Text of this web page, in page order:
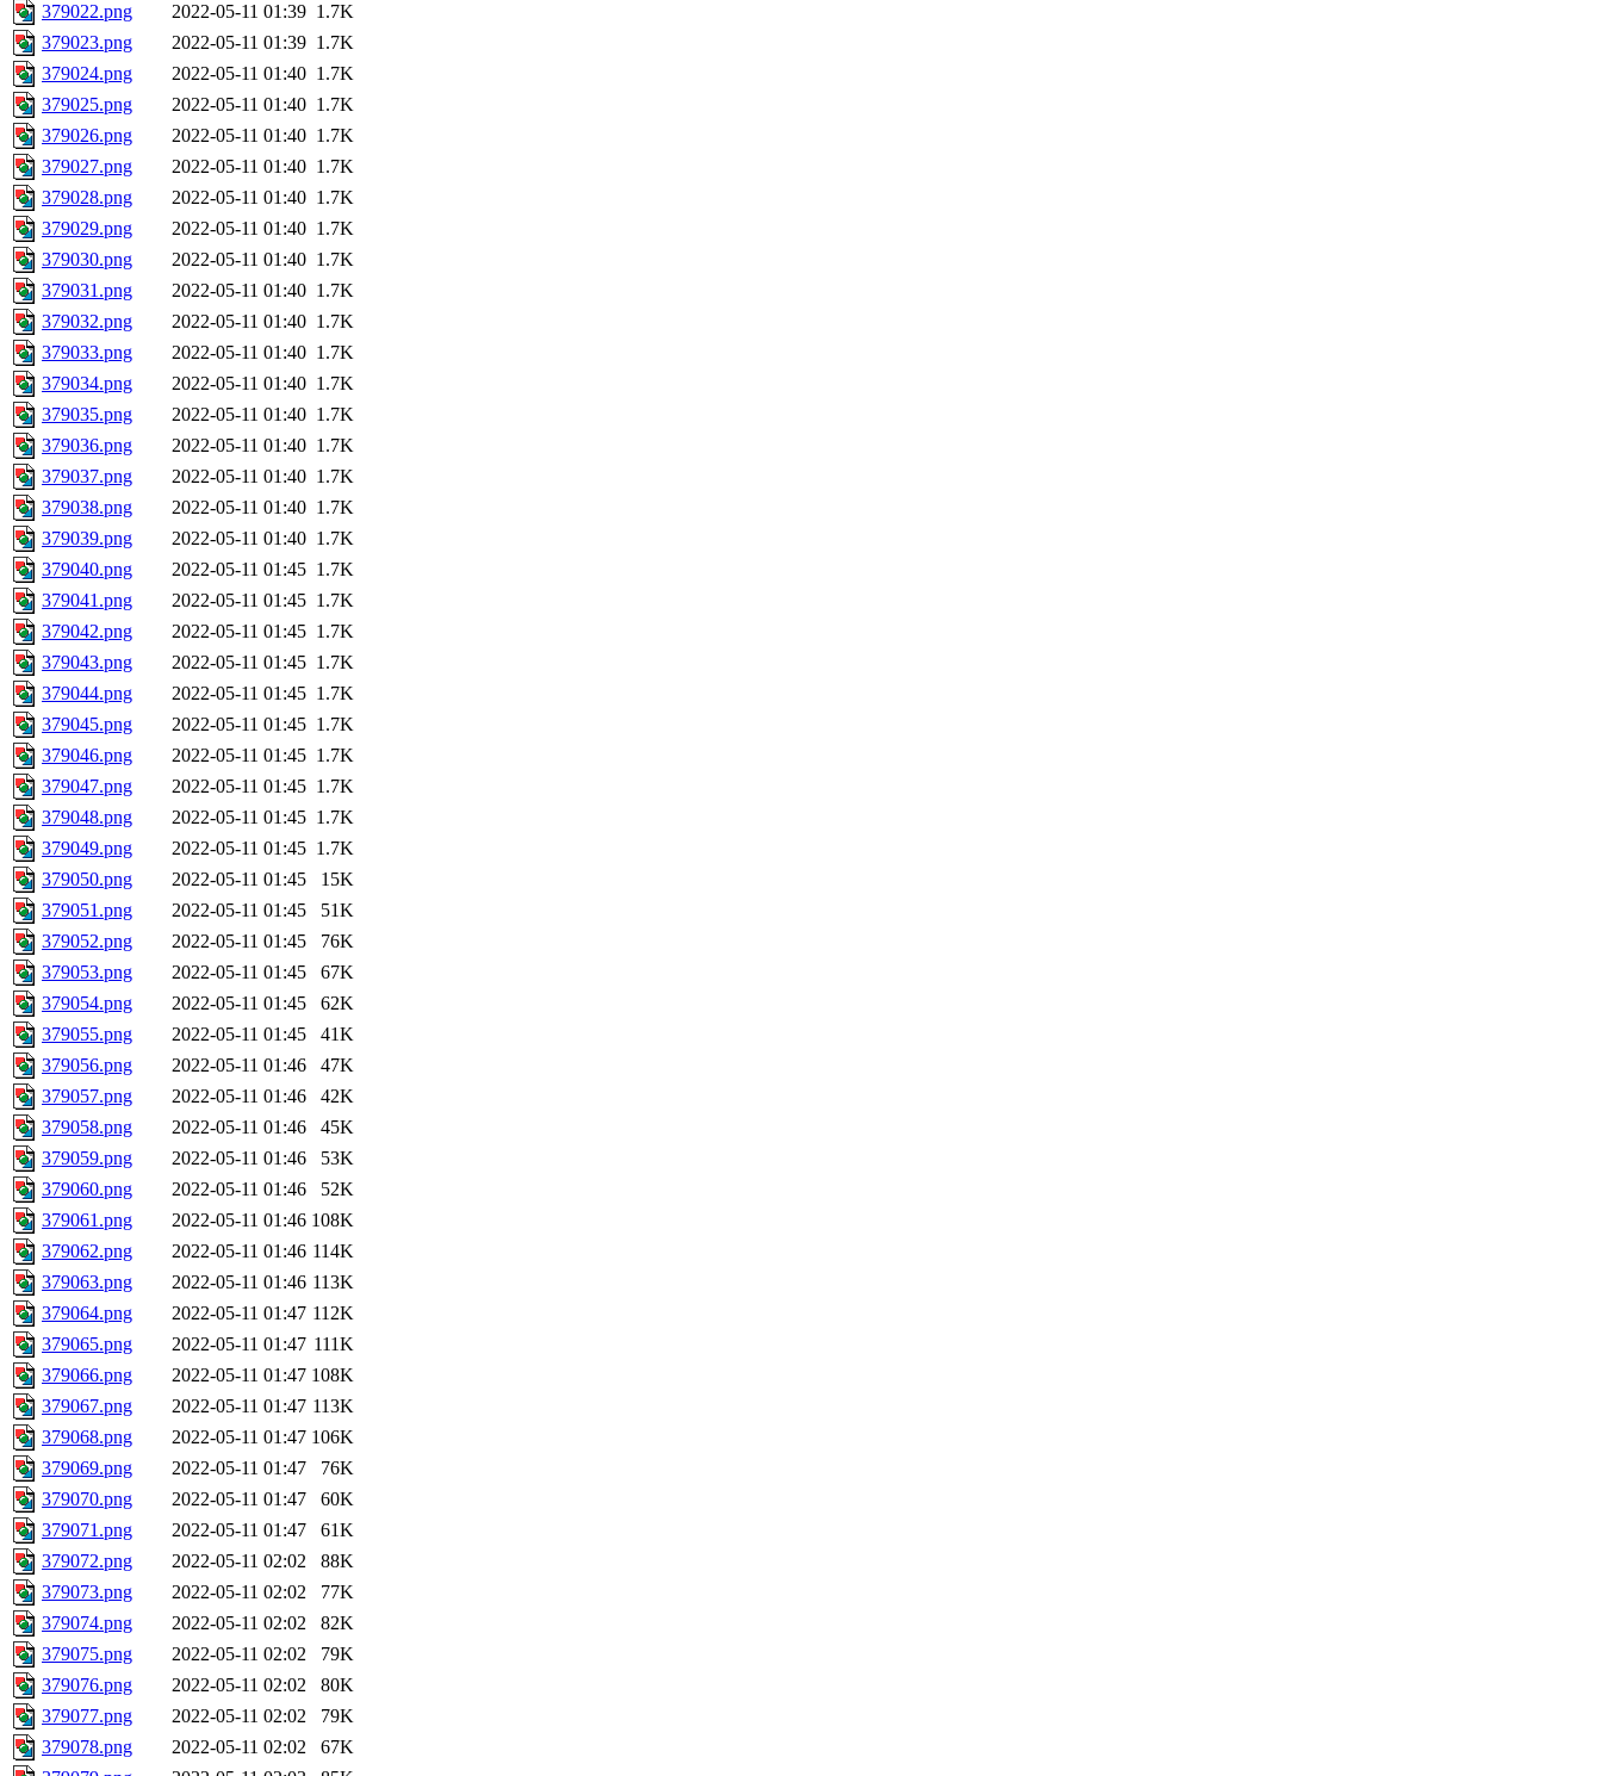
379022.png
2022-05-11 01:39 1.7K
379023.png
2022-05-11 01:39 1.7K
379024.png
2022-05-11 01:40 1.7K
379025.png
2022-05-11 01:40 1.7K
379026.png
2022-05-11 01:40 1.7K
379027.png
2022-05-11 01:40 1.7K
379028.png
2022-05-11 01:40 1.7K
379029.png
2022-05-11 01:40 1.7K
379030.png
2022-05-11 01:40 1.7K
379031.png
2022-05-11 01:40 1.7K
379032.png
2022-05-11 01:40 1.7K
379033.png
2022-05-11 01:40 1.7K
379034.png
2022-05-11 01:40 1.7K
379035.png
2022-05-11 01:40 1.7K
379036.png
2022-05-11 01:40 1.7K
379037.png
2022-05-11 01:40 1.7K
379038.png
2022-05-11 01:40 1.7K
379039.png
2022-05-11 01:40 1.7K
379040.png
2022-05-11 01:45 1.7K
379041.png
2022-05-11 01:45 1.7K
379042.png
2022-05-11 01:45 1.7K
379043.png
2022-05-11 01:45 1.7K
379044.png
2022-05-11 01:45 1.7K
379045.png
2022-05-11 01:45 1.7K
379046.png
2022-05-11 01:45 1.7K
379047.png
2022-05-11 01:45 1.7K
379048.png
2022-05-11 01:45 1.7K
379049.png
2022-05-11 01:45 1.7K
379050.png
2022-05-11 01:45
15K
379051.png
2022-05-11 01:45
51K
379052.png
2022-05-11 01:45
76K
379053.png
2022-05-11 01:45
67K
379054.png
2022-05-11 01:45
62K
379055.png
2022-05-11 01:45
41K
379056.png
2022-05-11 01:46
47K
379057.png
2022-05-11 01:46
42K
379058.png
2022-05-11 01:46
45K
379059.png
2022-05-11 01:46
53K
379060.png
2022-05-11 01:46
52K
379061.png
2022-05-11 01:46 108K
379062.png
2022-05-11 01:46 114K
379063.png
2022-05-11 01:46 113K
379064.png
2022-05-11 01:47 112K
379065.png
2022-05-11 01:47 111K
379066.png
2022-05-11 01:47 108K
379067.png
2022-05-11 01:47 113K
379068.png
2022-05-11 01:47 106K
379069.png
2022-05-11 01:47
76K
379070.png
2022-05-11 01:47
60K
379071.png
2022-05-11 01:47
61K
379072.png
2022-05-11 02:02
88K
379073.png
2022-05-11 02:02
77K
379074.png
2022-05-11 02:02
82K
379075.png
2022-05-11 02:02
79K
379076.png
2022-05-11 02:02
80K
379077.png
2022-05-11 02:02
79K
379078.png
2022-05-11 02:02
67K